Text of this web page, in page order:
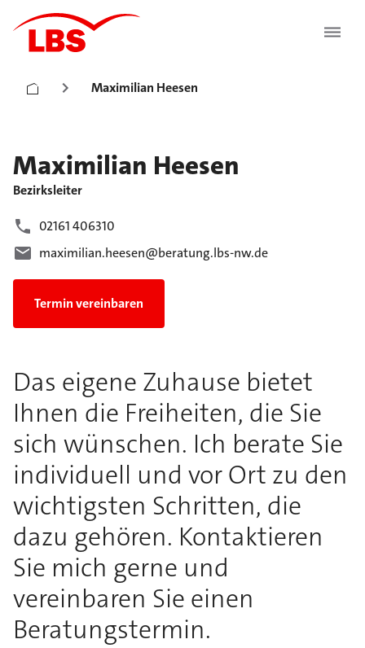
Maximilian Heesen
Maximilian Heesen
Bezirksleiter
02161 406310
maximilian.heesen@beratung.lbs-nw.de
Termin vereinbaren
Das eigene Zuhause bietet
Ihnen die Freiheiten, die Sie
sich wünschen. Ich berate Sie
individuell und vor Ort zu den
wichtigsten Schritten, die
dazu gehören. Kontaktieren
Sie mich gerne und
vereinbaren Sie einen
Beratungstermin.